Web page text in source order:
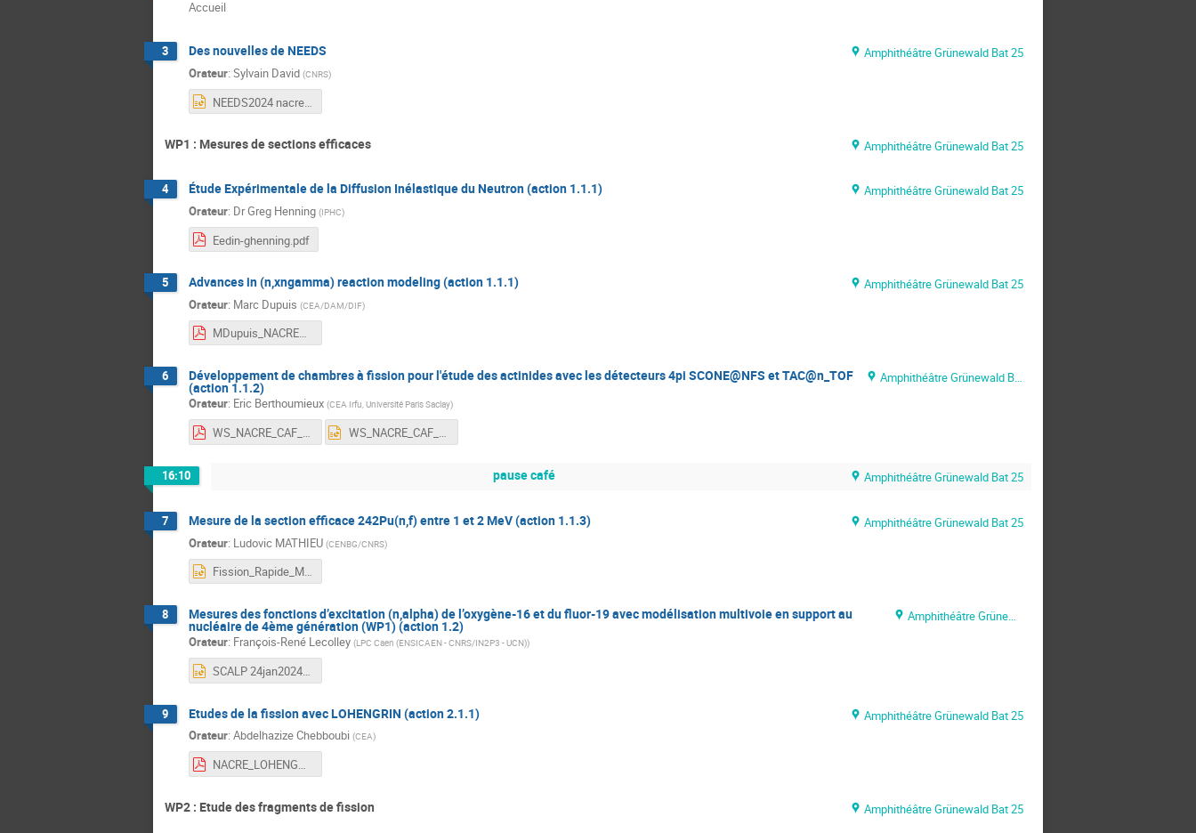
Accueil
3 Des nouvelles de NEEDS
Amphithéâtre Grünewald Bat 25
Orateur: Sylvain David (CNRS)
WP1 : Mesures de sections efficaces Amphithéâtre Grünewald Bat 25
4 Étude Expérimentale de la Diffusion Inélastique du Neutron (action 1.1.1)
Amphithéâtre Grünewald Bat 25
Orateur: DrGreg Henning (IPHC)
Eedin-ghenning.pdf
5 Advances in (n,xngamma) reaction modeling (action 1.1.1)
Amphithéâtre Grünewald Bat 25
Orateur: Marc Dupuis (CEA/DAM/DIF)
MDupuis_NACRE2024.pdf
6 Développement de chambres à fission pour l'étude des actinides avec les détecteurs 4pi SCONE@NFS et TAC@n_TOF
(action 1.1.2)
Amphithéâtre Grünewald Bat 25
Orateur: Eric Berthoumieux (CEA Irfu, Université Paris Saclay)
WS_NACRE_CAF_FT.pdf WS_NACRE_CAF_FT.pptx
16:10 pause café Amphithéâtre Grünewald Bat 25
7 Mesure de la section efficace 242Pu(n,f) entre 1 et 2 MeV (action 1.1.3)
Amphithéâtre Grünewald Bat 25
Orateur: Ludovic MATHIEU (CENBG/CNRS)
Fission_Rapide_Mathieu.pptx
8 Mesures des fonctions d’excitation (n,alpha) de l’oxygène-16 et du fluor-19 avec modélisation multivoie en support au
nucléaire de 4ème génération (WP1) (action 1.2)
Amphithéâtre Grünewald Bat 25
Orateur: François-René Lecolley (LPC Caen (ENSICAEN - CNRS/IN2P3 - UCN))
SCALP 24jan2024.pptx
9 Etudes de la fission avec LOHENGRIN (action 2.1.1)
Amphithéâtre Grünewald Bat 25
Orateur: Abdelhazize Chebboubi (CEA)
NACRE_LOHENGRIN_2024.pdf
WP2 : Etude des fragments de fission Amphithéâtre Grünewald Bat 25